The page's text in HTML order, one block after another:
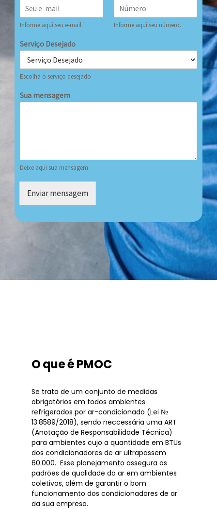
Informe aqui seu e-mail. Informe aqui seu número.
Serviço Desejado
Escolha o serviço desejado
Sua mensagem
Deixe aqui sua mensagem.
Enviar mensagem
O que é PMOC
Se trata de um conjunto de medidas
obrigatórios em todos ambientes
refrigerados por ar-condicionado (Lei №
13.8589/2018), sendo neccessária uma ART
(Anotação de Responsabilidade Técnica)
para ambientes cujo a quantidade em BTUs
dos condicionadores de ar ultrapassem
60.000. Esse planejamento assegura os
padrões de qualidade do ar em ambientes
coletivos, além de garantir o bom
funcionamento dos condicionadores de ar
da sua empresa.